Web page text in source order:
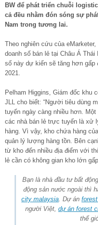
BW để phát triển chuỗi
cả đều nhằm đón sóng sự
Nam trong tương lai.
Theo nghiên cứu của
doanh số bán lẻ tại Châu Á
số này dự kiến sẽ tăng hơn gấp
2021.
Pelham Higgins, Giám đốc khu
JLL cho biết: “Người tiêu dùng
tuyến ngày càng nhiều hơn.
các nhà bán lẻ trực tuyến là xử
hàng. Vì vậy, kho chứa hàng
quản lý lượng hàng tồn. Bên
từ kho đến nhiều địa điểm với
lẻ cần có không gian kho lớn
Bạn là nhà đầu tư bất
động sản nước ngoài thì
city malaysia. Dự án
người Việt, dự án forest
thế